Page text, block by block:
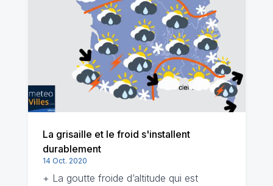
La grisaille et le froid s'installent
durablement
14 Oct. 2020
+ La goutte froide d’altitude qui est